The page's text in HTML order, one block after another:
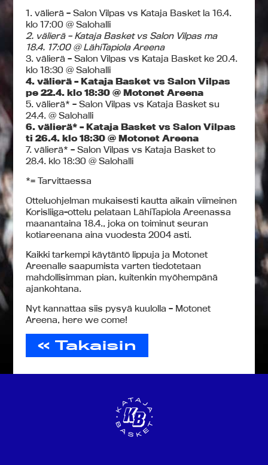
1. välierä – Salon Vilpas vs Kataja Basket la 16.4.
klo 17:00 @ Salohalli
2. välierä – Kataja Basket vs Salon Vilpas ma
18.4. 17:00 @ LähiTapiola Areena
3. välierä – Salon Vilpas vs Kataja Basket ke 20.4.
klo 18:30 @ Salohalli
4. välierä – Kataja Basket vs Salon Vilpas
pe 22.4. klo 18:30 @ Motonet Areena
5. välierä* – Salon Vilpas vs Kataja Basket su
24.4. @ Salohalli
6. välierä* – Kataja Basket vs Salon Vilpas
ti 26.4. klo 18:30 @ Motonet Areena
7. välierä* – Salon Vilpas vs Kataja Basket to
28.4. klo 18:30 @ Salohalli
*= Tarvittaessa
Otteluohjelman mukaisesti kautta aikain viimeinen
Korisliiga-ottelu pelataan LähiTapiola Areenassa
maanantaina 18.4., joka on toiminut seuran
kotiareenana aina vuodesta 2004 asti.
Kaikki tarkempi käytäntö lippuja ja Motonet
Areenalle saapumista varten tiedotetaan
mahdollisimman pian, kuitenkin myöhempänä
ajankohtana.
Nyt kannattaa siis pysyä kuulolla – Motonet
Areena, here we come!
« Takaisin